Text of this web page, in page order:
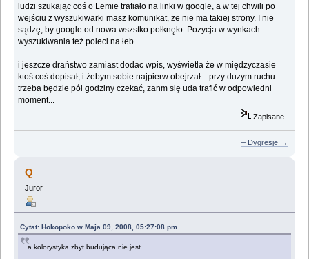
ludzi szukając coś o Lemie trafiało na linki w google, a w tej chwili po
wejściu z wyszukiwarki masz komunikat, że nie ma takiej strony. I nie
sądzę, by google od nowa wszstko połknęło. Pozycja w wynkach
wyszukiwania też poleci na łeb.
i jeszcze draństwo zamiast dodac wpis, wyświetla że w międzyczasie
ktoś coś dopisał, i żebym sobie najpierw obejrzał... przy duzym ruchu
trzeba będzie pół godziny czekać, zanm się uda trafić w odpowiedni
moment...
Zapisane
– Dygresje →
Q
Juror
Cytat: Hokopoko w Maja 09, 2008, 05:27:08 pm
a kolorystyka zbyt budująca nie jest.